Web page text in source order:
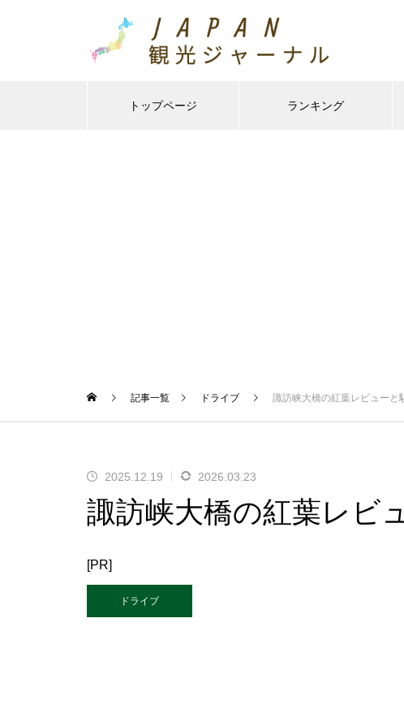
トップページ ランキング
記事一覧 ドライブ 諏訪峡大橋の紅葉レビューと
2025.12.19 2026.03.23
諏訪峡大橋の紅葉レビ
[PR]
ドライブ